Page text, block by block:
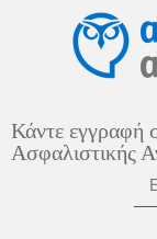
Κάντε εγγραφή
Ασφαλιστικής